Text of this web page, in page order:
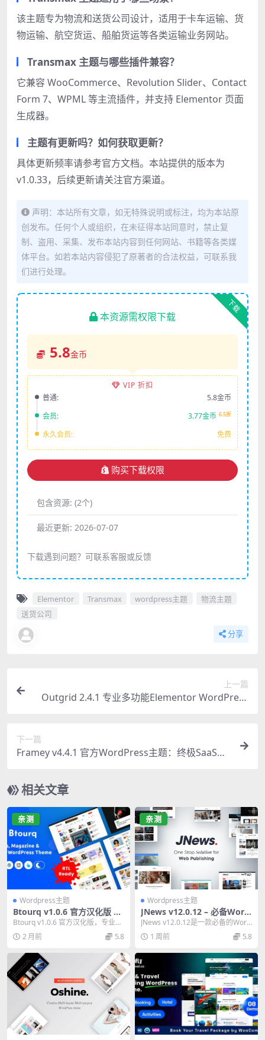
该主题专为物流和送货公司设计，适用于卡车运输、货
物运输、航空货运、船舶货运等各类运输业务网站。
Transmax 主题与哪些插件兼容？
它兼容 WooCommerce、Revolution Slider、Contact
Form 7、WPML 等主流插件，并支持 Elementor 页面
生成器。
主题有更新吗？如何获取更新？
具体更新频率请参考官方文档。本站提供的版本为
v1.0.33，后续更新请关注官方渠道。
声明：本站所有文章，如无特殊说明或标注，均为本站原
创发布。任何个人或组织，在未征得本站同意时，禁止复
制、盗用、采集、发布本站内容到任何网站、书籍等各类媒
体平台。如若本站内容侵犯了原著者的合法权益，可联系我
们进行处理。
下载
本资源需权限下载
5.8金币
VIP 折扣
普通:
5.8金币
会员:
3.77金币 6.5折
永久会员: 免费
购买下载权限
包含资源: (2个)
最近更新: 2026-07-07
下载遇到问题？可联系客服或反馈
Elementor Transmax wordpress主题
物流主题
送货公司
分享
上一篇
Outgrid 2.4.1 专业多功能Elementor WordPress
下一篇
Framey v4.4.1 官方WordPress主题：终极SaaS与
相关文章
亲测
Wordpress主题
Btourq v1.0.6 官方汉化版 –
专业WordPress新闻杂志主题
Btourq v1.0.6 官方汉化版，专业W
ordPress新闻杂志主题。功能...
2 月前 5.8
亲测
Wordpress主题
JNews v12.0.12 – 必备Word
Press报纸杂志博客AMP主题
JNews v12.0.12是一款必备的Word
Press报纸杂志博客主题，支持...
1 周前 5.8